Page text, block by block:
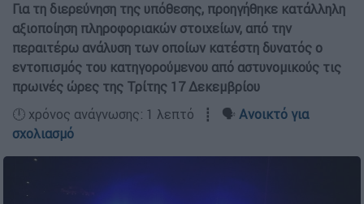
Για τη διερεύνηση της υπόθεσης, προηγήθηκε κατάλληλη
αξιοποίηση πληροφοριακών στοιχείων, από την
περαιτέρω ανάλυση των οποίων κατέστη δυνατός ο
εντοπισμός του κατηγορούμενου από αστυνομικούς τις
πρωινές ώρες της Τρίτης 17 Δεκεμβρίου
🕛 χρόνος ανάγνωσης: 1 λεπτό ┋ 🗣️ Ανοικτό για
σχολιασμό